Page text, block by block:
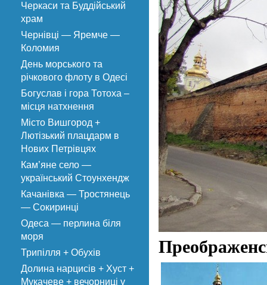
Черкаси та Буддійський
храм
Чернівці — Яремче —
Коломия
День морського та
річкового флоту в Одесі
Богуслав і гора Тотоха –
місця натхнення
Місто Вишгород +
Лютізький плацдарм в
Нових Петрівцях
Кам’яне село —
український Стоунхендж
Качанівка — Тростянець
— Сокиринці
Одеса — перлина біля
моря
Трипілля + Обухів
Долина нарцисів + Хуст +
Мукачеве + вечорниці у